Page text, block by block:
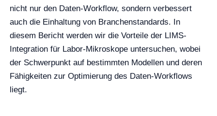
nicht nur den Daten-Workflow, sondern verbessert
auch die Einhaltung von Branchenstandards. In
diesem Bericht werden wir die Vorteile der LIMS-
Integration für Labor-Mikroskope untersuchen, wobei
der Schwerpunkt auf bestimmten Modellen und deren
Fähigkeiten zur Optimierung des Daten-Workflows
liegt.